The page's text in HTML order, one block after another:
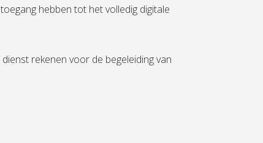
hebben tot het volledig digitale
rekenen voor de begeleiding van